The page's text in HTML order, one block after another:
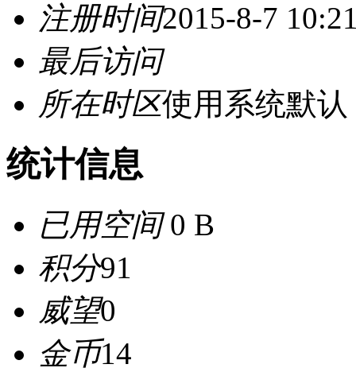
注册时间2015-8-7
最后访问
所在时区使用系统默认
统计信息
已用空间0 B
积分91
威望0
金币14